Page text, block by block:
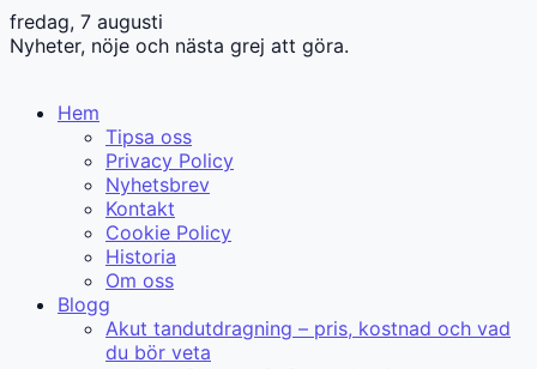
fredag, 7 augusti
Nyheter, nöje och nästa grej att göra.
Hem
Tipsa oss
Privacy Policy
Nyhetsbrev
Kontakt
Cookie Policy
Historia
Om oss
Blogg
Akut tandutdragning – pris, kostnad och vad
du bör veta